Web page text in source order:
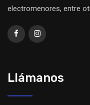
electromenores, entre
Llámanos